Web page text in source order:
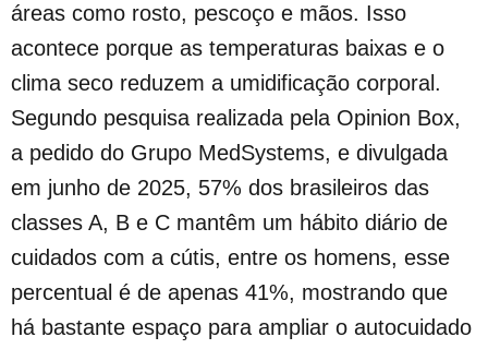
áreas como rosto, pescoço e mãos. Isso
acontece porque as temperaturas baixas e o
clima seco reduzem a umidificação corporal.
Segundo pesquisa realizada pela Opinion Box,
a pedido do Grupo MedSystems, e divulgada
em junho de 2025, 57% dos brasileiros das
classes A, B e C mantêm um hábito diário de
cuidados com a cútis, entre os homens, esse
percentual é de apenas 41%, mostrando que
há bastante espaço para ampliar o autocuidado